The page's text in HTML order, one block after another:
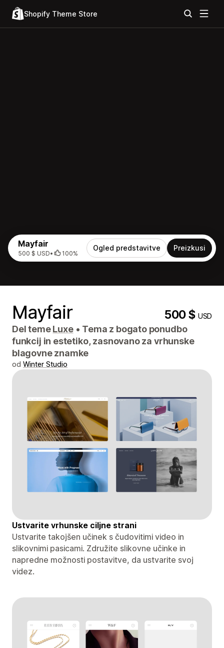
Shopify Theme Store
Mayfair
500 $ USD• 100%
Ogled predstavitve Preizkusi
Mayfair 500 $USD
Del temeLuxe • Tema z bogato ponudbo
funkcij in estetiko, zasnovano za vrhunske
blagovne znamke
od Winter Studio
Ustvarite vrhunske ciljne strani
Ustvarite takojšen učinek s čudovitimi video in
slikovnimi pasicami. Združite slikovne učinke in
napredne možnosti postavitve, da ustvarite svoj
videz.